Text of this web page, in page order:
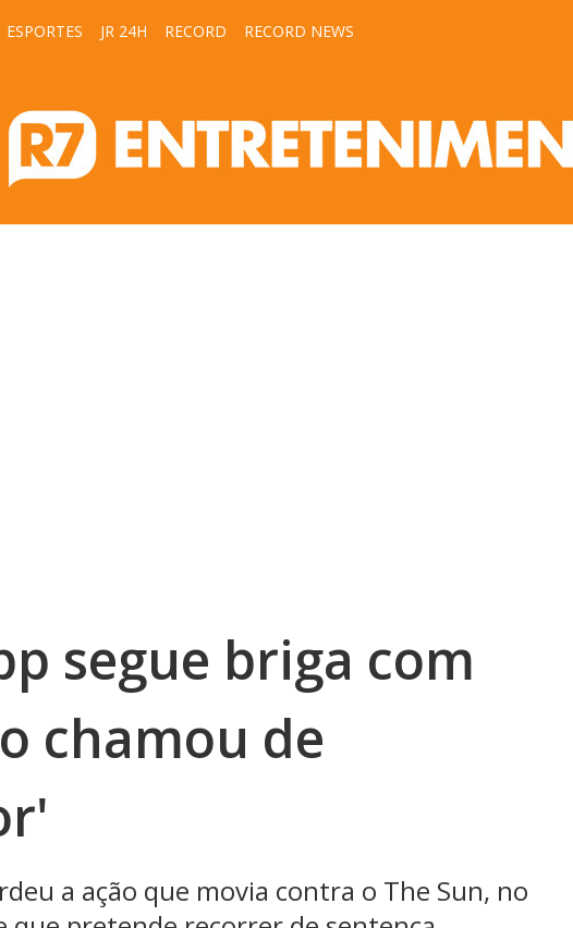
ESPORTES JR 24H RECORD RECORD NEWS
segue briga com
chamou de
a ação que movia contra o The Sun, no